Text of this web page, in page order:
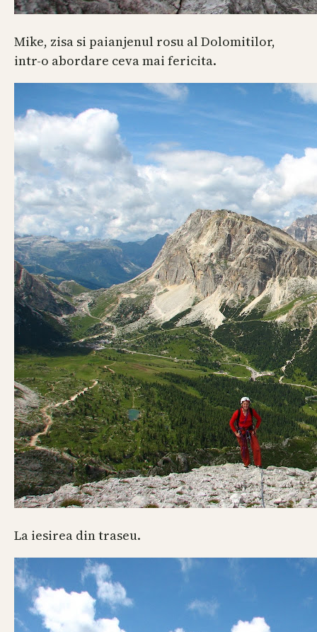
Mike, zisa si paianjenul rosu al Dolomitilor,
intr-o abordare ceva mai fericita.
La iesirea din traseu.